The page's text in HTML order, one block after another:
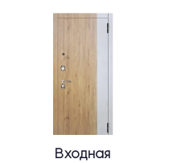
Входная
товар
имеет
выбрать
на